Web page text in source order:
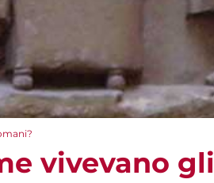
vivevano gli